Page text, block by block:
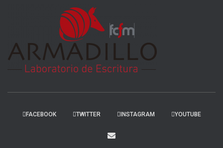
FACEBOOK TWITTER INSTAGRAM YOUTUBE